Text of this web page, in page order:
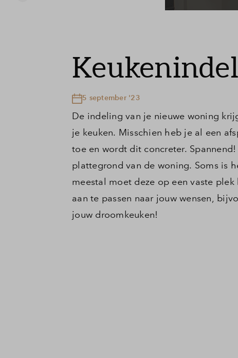
5 september '23
De indeling van je nieuwe woning
je keuken. Misschien heb je al een
toe en wordt dit concreter.
plattegrond van de woning. Soms is
meestal moet deze op een vaste
aan te passen naar jouw wensen,
jouw droomkeuken!